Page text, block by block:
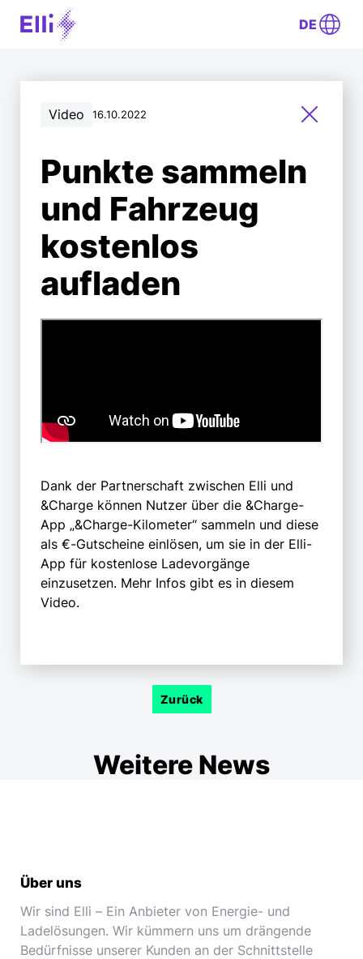
DE
Video 16.10.2022
Punkte sammeln
und Fahrzeug
kostenlos
aufladen
Dank der Partnerschaft zwischen Elli und
&Charge können Nutzer über die &Charge-
App „&Charge-Kilometer“ sammeln und diese
als €-Gutscheine einlösen, um sie in der Elli-
App für kostenlose Ladevorgänge
einzusetzen. Mehr Infos gibt es in diesem
Video.
Zurück
Weitere News
Über uns
Wir sind Elli – Ein Anbieter von Energie- und
Ladelösungen. Wir kümmern uns um drängende
Bedürfnisse unserer Kunden an der Schnittstelle